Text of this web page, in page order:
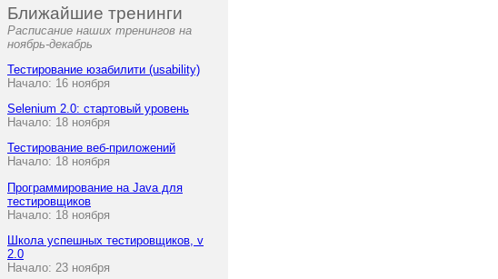
Ближайшие тренинги
Расписание наших тренингов на
ноябрь-декабрь
Тестирование юзабилити (usability)
Начало: 16 ноября
Selenium 2.0: стартовый уровень
Начало: 18 ноября
Тестирование веб-приложений
Начало: 18 ноября
Программирование на Java для
тестировщиков
Начало: 18 ноября
Школа успешных тестировщиков, v
2.0
Начало: 23 ноября